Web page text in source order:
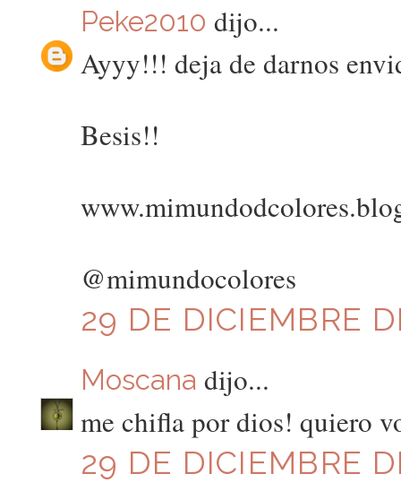
Peke2010 dijo...
Ayyy!!! deja de darnos
Besis!!
@mimundocolores
29 DE DICIEMBRE
Moscana dijo...
me chifla por dios! quiero
29 DE DICIEMBRE